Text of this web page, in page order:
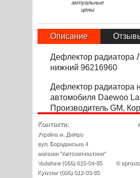
актуальные
цены
Описание
Дефлектор радиатора
нижний 96216960
Дефлектор радиатора
автомобиля Daewoo
Производитель GM,
Контакти:
Україна м. Дніпро
вул. Бородинська 4
магазин "Автозапчастини"
Vodafone (066) 615-04-85
Kyivstar (096) 012-03-85
©